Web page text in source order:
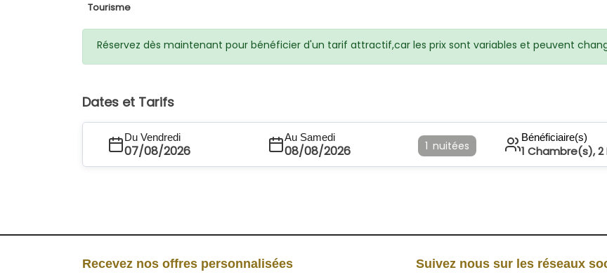
Tourisme
Réservez dès maintenant pour bénéficier d'un tarif attractif,car les prix sont variables et peuvent
Dates et Tarifs
Du Vendredi
07/08/2026
Au Samedi
08/08/2026 1 nuitées
Bénéficiaire(s)
1 Chambre(s),2
Recevez nos offres personnalisées Suivez nous sur les réseaux